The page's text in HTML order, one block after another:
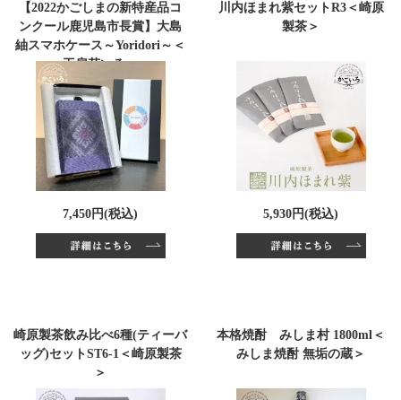
【2022かごしまの新特産品コ
ンクール鹿児島市長賞】大島
紬スマホケース～Yoridori～＜
工房花いろ＞
7,450円(税込)
川内ほまれ紫セットR3＜崎原
製茶＞
5,930円(税込)
崎原製茶飲み比べ6種(ティーバ
ッグ)セットST6-1＜崎原製茶
＞
本格焼酎 みしま村 1800ml＜
みしま焼酎 無垢の蔵＞